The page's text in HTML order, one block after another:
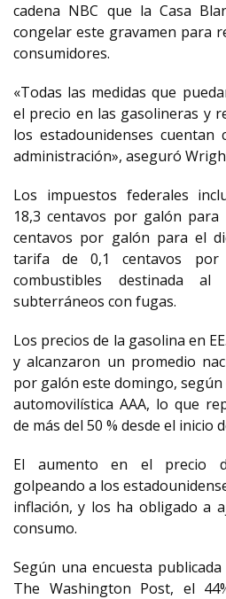
cadena NBC que la Casa
congelar este gravamen para
consumidores.
«Todas las medidas que
el precio en las gasolineras y
los estadounidenses cuentan
administración», aseguró
Los impuestos federales
18,3 centavos por galón
centavos por galón para el
tarifa de 0,1 centavos por
combustibles destinada
subterráneos con fugas.
Los precios de la gasolina en
y alcanzaron un promedio
por galón este domingo, según
automovilística AAA, lo que
de más del 50 % desde el inicio
El aumento en el precio
golpeando a los
inflación, y los ha obligado a
consumo.
Según una encuesta
The Washington Post, el